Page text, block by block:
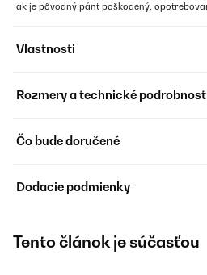
ak je pôvodný pánt poškodený,
Vlastnosti
Rozmery a technické
Čo bude doručené
Dodacie podmienky
Tento článok je súčasťou